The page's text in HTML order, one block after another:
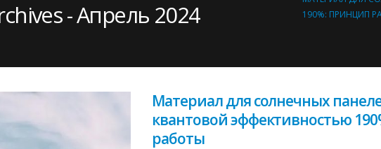
- Апрель 2024
190%: ПРИНЦИП
Материал для солнечных
квантовой эффективностью
работы